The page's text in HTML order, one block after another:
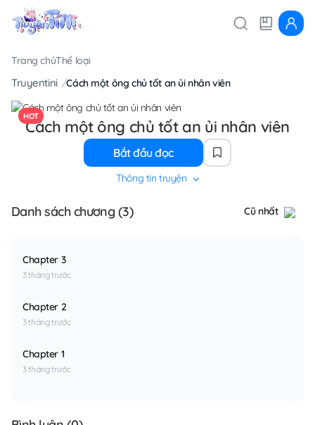
Trang chủThể loại
Truyentini Cách một ông chủ tốt an ủi nhân viên
HOT
Cách một ông chủ tốt an ủi nhân viên
Bắt đầu đọc
Thông tin truyện
Danh sách chương (3) Cũ nhất
Chapter 3
3 tháng trước
Chapter 2
3 tháng trước
Chapter 1
3 tháng trước